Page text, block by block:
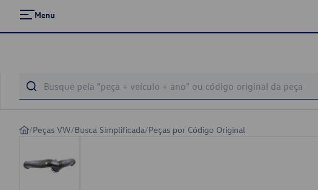
Menu
/Peças VW/Busca Simplificada/Peças por Código Original